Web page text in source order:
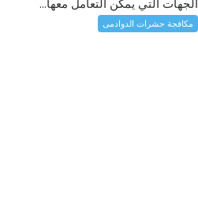
الجهات التي يمكن التعامل معها...
مكافجة حشرات الدوادمى